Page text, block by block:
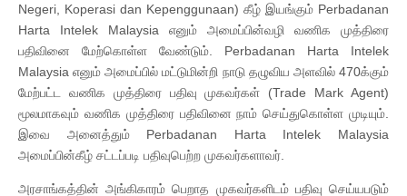
Negeri, Koperasi dan Kepenggunaan) கீழ் இயங்கும் Perbadanan
Harta Intelek Malaysia எனும் அமைப்பின்வழி வணிக முத்திரை
பதிவினை மேற்கொள்ள வேண்டும். Perbadanan Harta Intelek
Malaysia எனும் அமைப்பில் மட்டுமின்றி நாடு தழுவிய அளவில் 470க்கும்
மேற்பட்ட வணிக முத்திரை பதிவு முகவர்கள் (Trade Mark Agent)
மூலமாகவும் வணிக முத்திரை பதிவினை நாம் செய்துகொள்ள முடியும்.
இவை அனைத்தும் Perbadanan Harta Intelek Malaysia
அமைப்பின்கீழ் சட்டப்படி பதிவுபெற்ற முகவர்களாவர்.
அரசாங்கத்தின் அங்கிகாரம் பெறாத முகவர்களிடம் பதிவு செய்யபடும்